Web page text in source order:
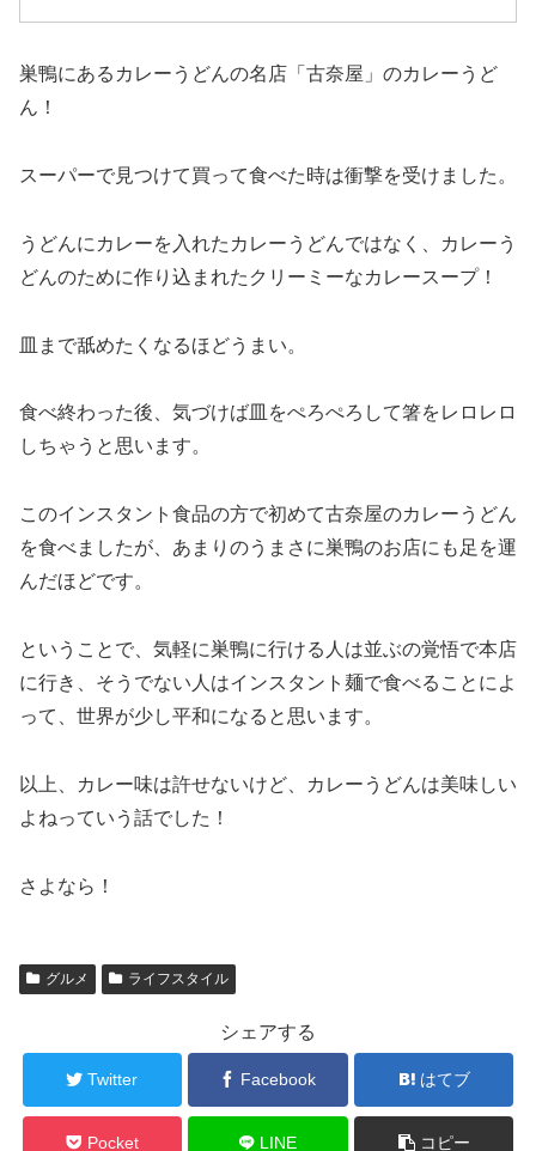
巣鴨にあるカレーうどんの名店「古奈屋」のカレーうど
ん！
スーパーで見つけて買って食べた時は衝撃を受けました。
うどんにカレーを入れたカレーうどんではなく、カレーう
どんのために作り込まれたクリーミーなカレースープ！
皿まで舐めたくなるほどうまい。
食べ終わった後、気づけば皿をぺろぺろして箸をレロレロ
しちゃうと思います。
このインスタント食品の方で初めて古奈屋のカレーうどん
を食べましたが、あまりのうまさに巣鴨のお店にも足を運
んだほどです。
ということで、気軽に巣鴨に行ける人は並ぶの覚悟で本店
に行き、そうでない人はインスタント麺で食べることによ
って、世界が少し平和になると思います。
以上、カレー味は許せないけど、カレーうどんは美味しい
よねっていう話でした！
さよなら！
グルメ ライフスタイル
シェアする
Twitter Facebook はてブ
Pocket LINE コピー